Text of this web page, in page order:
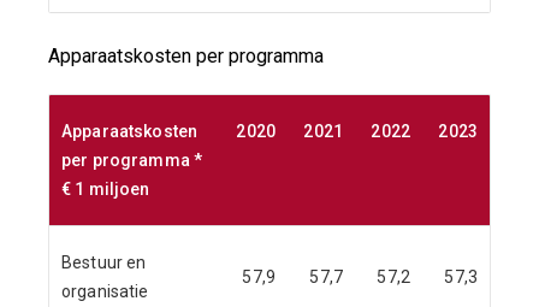
Apparaatskosten per programma
Apparaatskosten
per programma *
€ 1 miljoen
2020 2021 2022 2023
Bestuur en
organisatie
57,9 57,7 57,2 57,3